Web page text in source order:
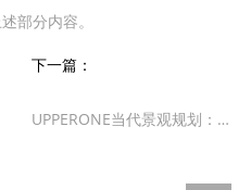
部分内容。
下一篇：
UPPERONE当代景观规划：全周期景观如何赋能